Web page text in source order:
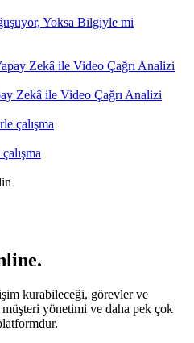
Yoksa Bilgiyle mi
Zekâ ile Video Çağrı Analizi
kurabileceği, görevler ve
yönetimi ve daha pek çok